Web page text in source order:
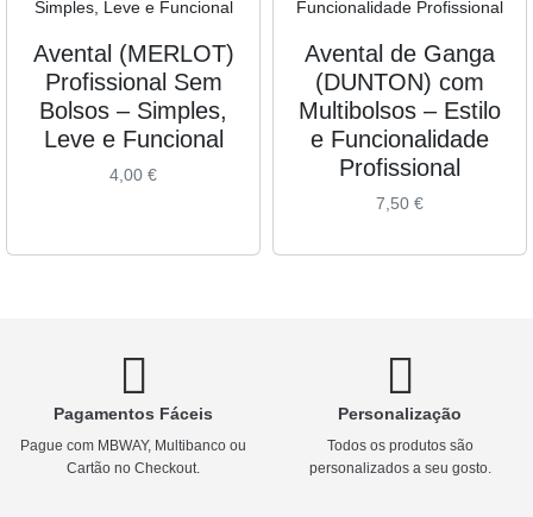
Avental (MERLOT)
Profissional Sem
Bolsos – Simples,
Leve e Funcional
4,00 €
Avental de Ganga
(DUNTON) com
Multibolsos – Estilo
e Funcionalidade
Profissional
7,50 €
Pagamentos Fáceis
Pague com MBWAY, Multibanco ou
Cartão no Checkout.
Personalização
Todos os produtos são
personalizados a seu gosto.